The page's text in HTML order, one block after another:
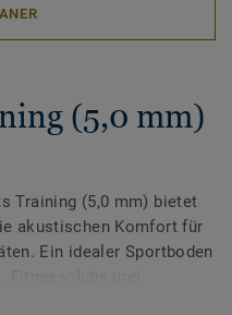
(5,0 mm)
Training (5,0 mm) bietet
akustischen Komfort für
Ein idealer Sportboden
Top Clean XP-Oberfläche